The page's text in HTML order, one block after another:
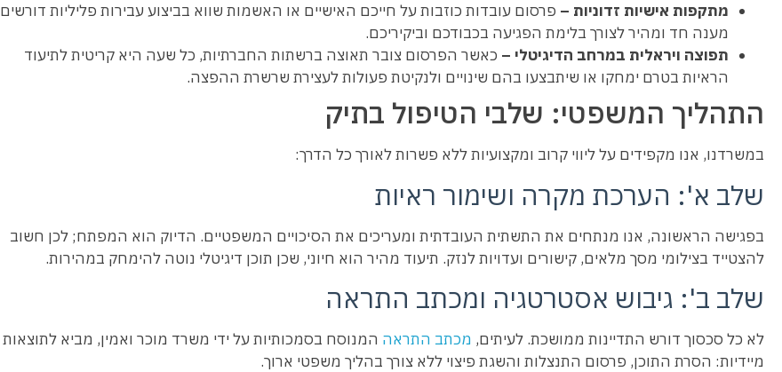
מתקפות אישיות זדוניות – פרסום עובדות כוזבות על חייכם האישיים או האשמות שווא בביצוע עבירות פליליות דורשים
מענה חד ומהיר לצורך בלימת הפגיעה בכבודכם וביקיריכם.
תפוצה ויראלית במרחב הדיגיטלי – כאשר הפרסום צובר תאוצה ברשתות החברתיות, כל שעה היא קריטית לתיעוד
הראיות בטרם ימחקו או שיתבצעו בהם שינויים ולנקיטת פעולות לעצירת שרשרת ההפצה.
התהליך המשפטי: שלבי הטיפול בתיק
במשרדנו, אנו מקפידים על ליווי קרוב ומקצועיות ללא פשרות לאורך כל הדרך:
שלב א': הערכת מקרה ושימור ראיות
בפגישה הראשונה, אנו מנתחים את התשתית העובדתית ומעריכים את הסיכויים המשפטיים. הדיוק הוא המפתח; לכן חשוב
להצטייד בצילומי מסך מלאים, קישורים ועדויות לנזק. תיעוד מהיר הוא חיוני, שכן תוכן דיגיטלי נוטה להימחק במהירות.
שלב ב': גיבוש אסטרטגיה ומכתב התראה
לא כל סכסוך דורש התדיינות ממושכת. לעיתים, מכתב התראה המנוסח בסמכותיות על ידי משרד מוכר ואמין, מביא לתוצאות
מיידיות: הסרת התוכן, פרסום התנצלות והשגת פיצוי ללא צורך בהליך משפטי ארוך.